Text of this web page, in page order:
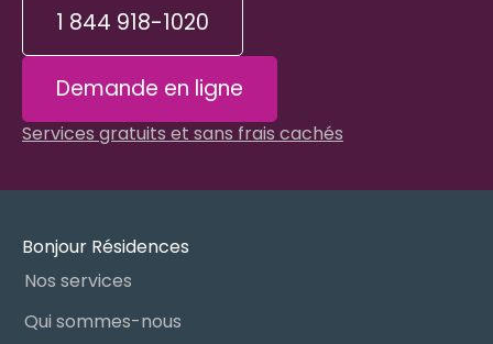
1 844 918-1020
Demande en ligne
Services gratuits et sans frais cachés
Bonjour Résidences
Nos services
Qui sommes-nous